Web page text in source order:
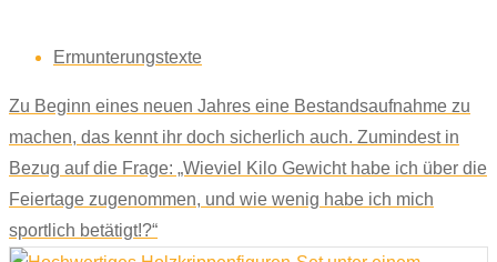
Ermunterungstexte
Zu Beginn eines neuen Jahres eine Bestandsaufnahme zu
machen, das kennt ihr doch sicherlich auch. Zumindest in
Bezug auf die Frage: „Wieviel Kilo Gewicht habe ich über die
Feiertage zugenommen, und wie wenig habe ich mich
sportlich betätigt!?“